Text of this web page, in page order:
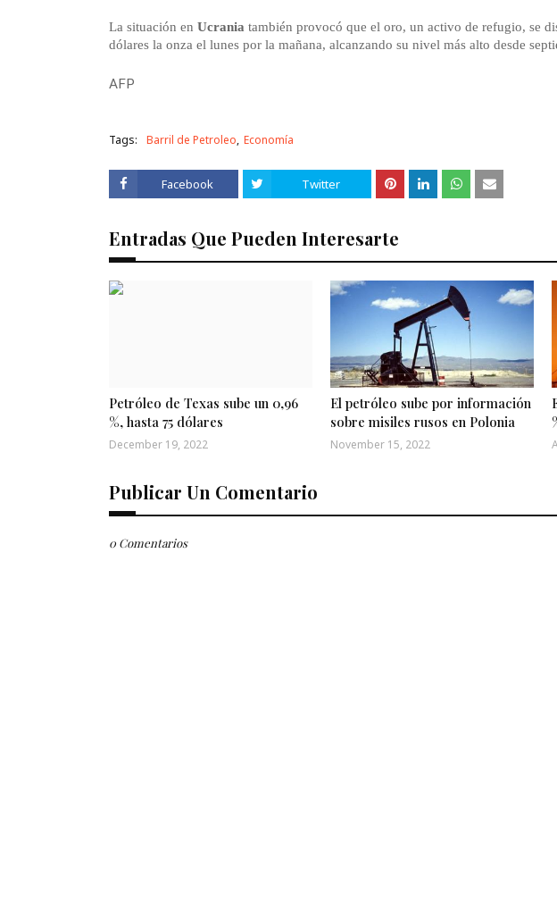
La situación en Ucrania también provocó que el oro, un activo de refugio, se
dólares la onza el lunes por la mañana, alcanzando su nivel más alto desde
AFP
Tags: Barril de Petroleo Economía
Facebook Twitter
Entradas Que Pueden Interesarte
Petróleo de Texas sube un 0,96
%, hasta 75 dólares
December 19, 2022
El petróleo sube por información
sobre misiles rusos en Polonia
November 15, 2022
Publicar Un Comentario
0 Comentarios